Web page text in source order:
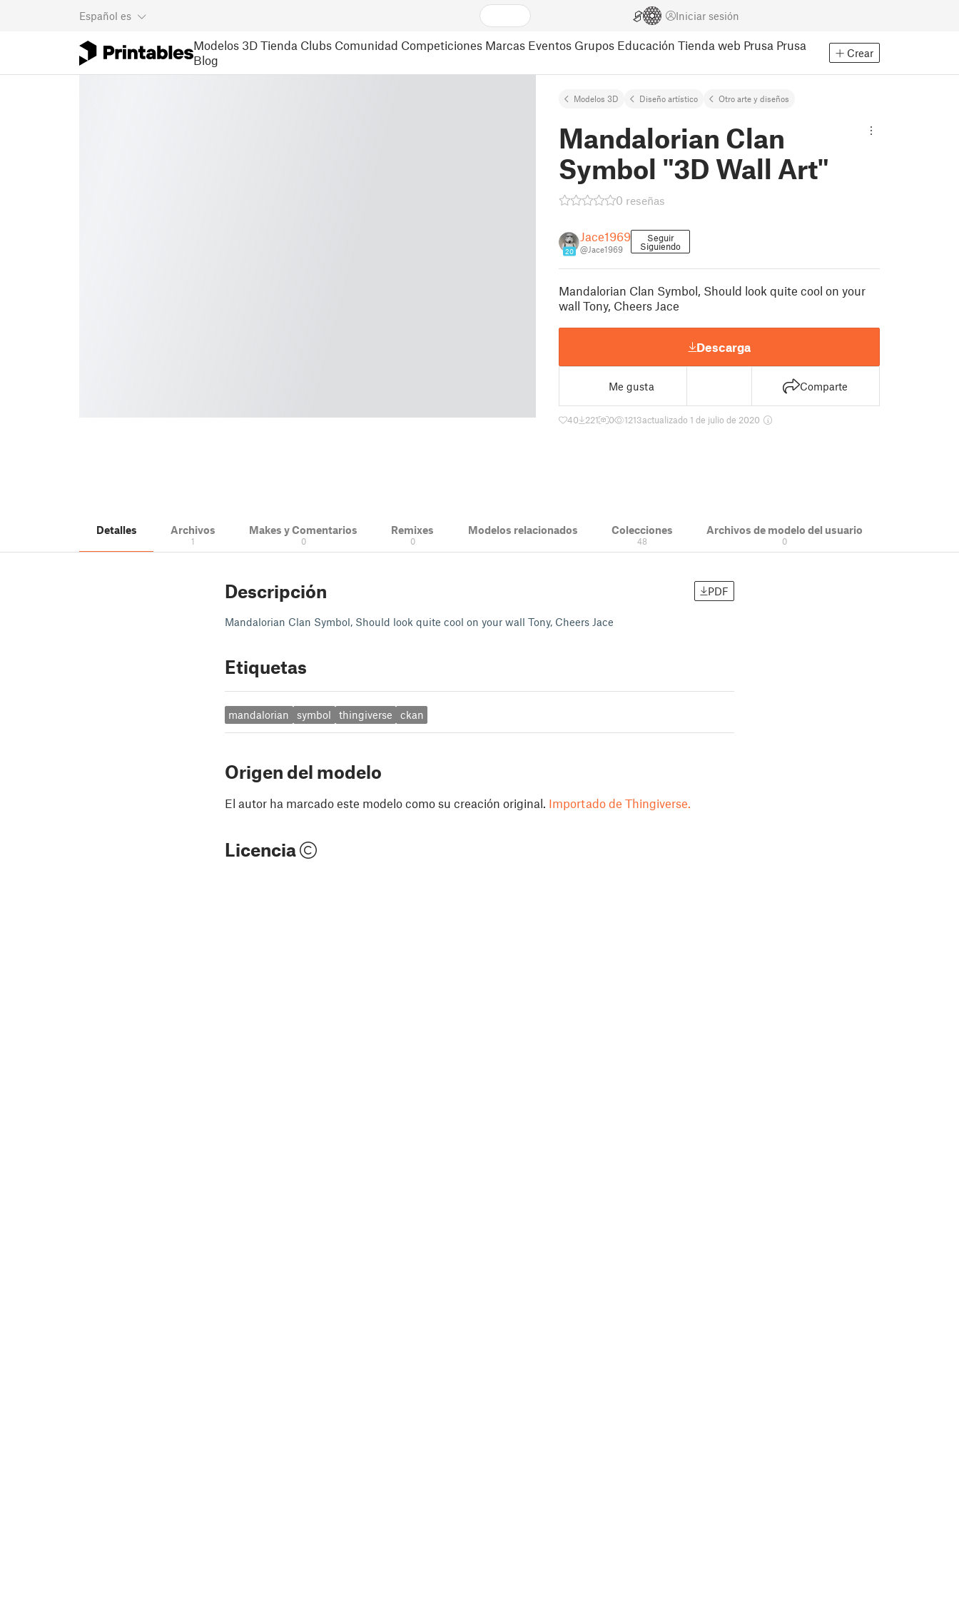
Español es Iniciar sesión
Modelos 3D Tienda Clubs Comunidad Competiciones Marcas Eventos Grupos Educación Tienda web Prusa Prusa
Blog
Crear
Modelos 3D Diseño artístico Otro arte y diseños
Mandalorian Clan
Symbol "3D Wall Art"
0 reseñas
20
Jace1969
@Jace1969
Seguir
Siguiendo
Mandalorian Clan Symbol, Should look quite cool on your
wall Tony, Cheers Jace
Descarga
Me gusta Comparte
40 221 0 1213actualizado 1 de julio de 2020
Detalles Archivos
1
Makes y Comentarios
0
Remixes
0
Modelos relacionados Colecciones
48
Archivos de modelo del usuario
0
Descripción PDF
Mandalorian Clan Symbol, Should look quite cool on your wall Tony, Cheers Jace
Etiquetas
mandalorian symbol thingiverse ckan
Origen del modelo
El autor ha marcado este modelo como su creación original. Importado de Thingiverse.
Licencia